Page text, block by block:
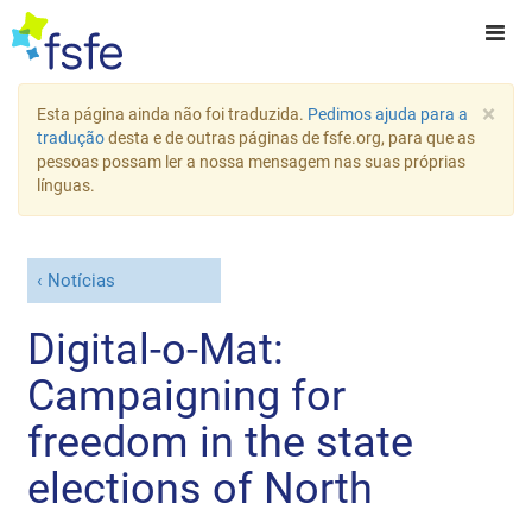
×
Esta página ainda não foi traduzida. Pedimos ajuda para a
traduçãodesta e de outras páginas de fsfe.org, para que as
pessoas possam ler a nossa mensagem nas suas próprias
línguas.
Notícias
Digital-o-Mat:
Campaigning for
freedom in the state
elections of North